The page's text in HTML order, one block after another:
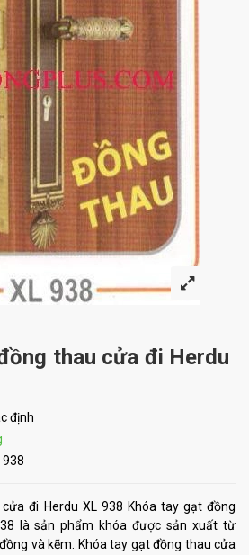
thau cửa đi Herdu
định
938
đi Herdu XL 938 Khóa tay gạt đồng
là sản phẩm khóa được sản xuất từ
và kẽm. Khóa tay gạt đồng thau cửa